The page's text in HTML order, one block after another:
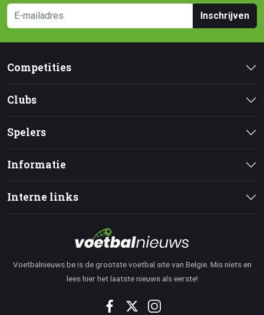
Inschrijven
Competities
Clubs
Spelers
Informatie
Interne links
Voetbalnieuws.be is de grootste voetbal site van Belgie. Mis niets en
lees hier het laatste nieuws als eerste!